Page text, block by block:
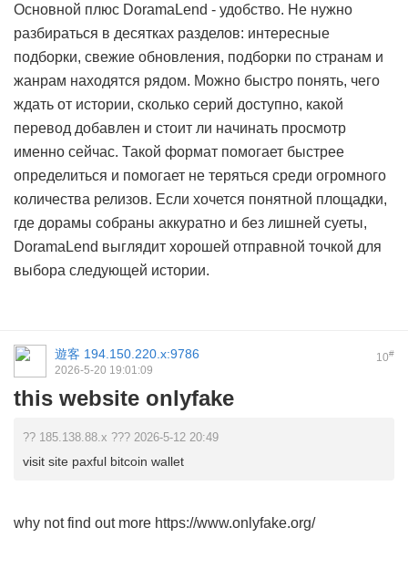
Основной плюс DoramaLend - удобство. Не нужно
разбираться в десятках разделов: интересные
подборки, свежие обновления, подборки по странам и
жанрам находятся рядом. Можно быстро понять, чего
ждать от истории, сколько серий доступно, какой
перевод добавлен и стоит ли начинать просмотр
именно сейчас. Такой формат помогает быстрее
определиться и помогает не теряться среди огромного
количества релизов. Если хочется понятной площадки,
где дорамы собраны аккуратно и без лишней суеты,
DoramaLend выглядит хорошей отправной точкой для
выбора следующей истории.
10#
遊客 194.150.220.x:9786
2026-5-20 19:01:09
this website onlyfake
?? 185.138.88.x ??? 2026-5-12 20:49
visit site paxful bitcoin wallet
why not find out more https://www.onlyfake.org/